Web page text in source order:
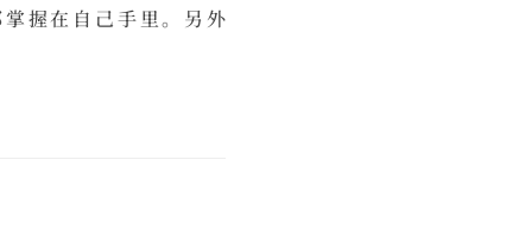
握在自己手里。另外